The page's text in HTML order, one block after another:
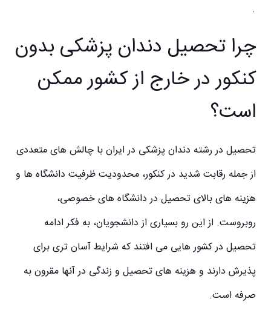
.
چرا تحصیل دندان پزشکی بدون
کنکور در خارج از کشور ممکن
است؟
تحصیل در رشته دندان پزشکی در ایران با چالش های متعددی
از جمله رقابت شدید در کنکور، محدودیت ظرفیت دانشگاه ها و
هزینه های بالای تحصیل در دانشگاه های خصوصی،
روبروست. از این رو بسیاری از دانشجویان، به فکر ادامه
تحصیل در کشور هایی می افتند که شرایط آسان تری برای
پذیرش دارند و هزینه های تحصیل و زندگی در آنها مقرون به
صرفه است.